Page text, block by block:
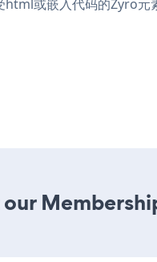
或嵌入代码的Zyro